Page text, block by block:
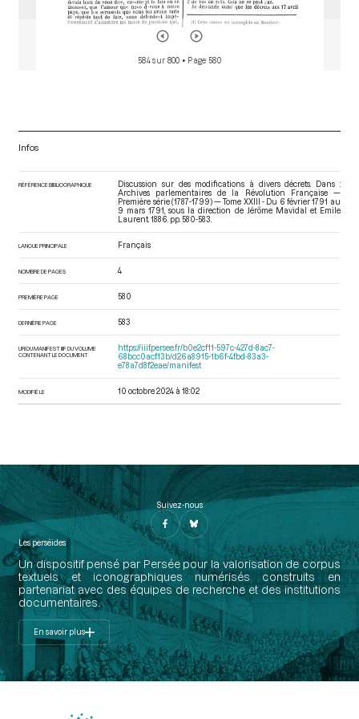
584 sur 800 • Page 580
Infos
RÉFÉRENCE BIBLIOGRAPHIQUE
Discussion sur des modifications à divers décrets. Dans :
Archives parlementaires de la Révolution Française —
Première série (1787-1799) — Tome XXIII - Du 6 février 1791 au
9 mars 1791
, sous la direction de Jérôme Mavidal et Emile
Laurent. 1886. pp. 580-583.
LANGUE PRINCIPALE Français
NOMBRE DE PAGES 4
PREMIÈRE PAGE 580
DERNIÈRE PAGE 583
URI DU MANIFEST IIIF DU VOLUME
CONTENANT LE DOCUMENT
https://iiif.persee.fr/b0e2cf11-597c-427d-8ac7-
68bcc0acf13b/d26a8915-1b6f-4fbd-83a3-
e78a7d8f2eae/manifest
MODIFIÉ LE 10 octobre 2024 à 18:02
Suivez-nous
Les perséides
Un dispositif pensé par Persée pour la valorisation de corpus
textuels et iconographiques numérisés construits en
partenariat avec des équipes de recherche et des institutions
documentaires.
En savoir plus